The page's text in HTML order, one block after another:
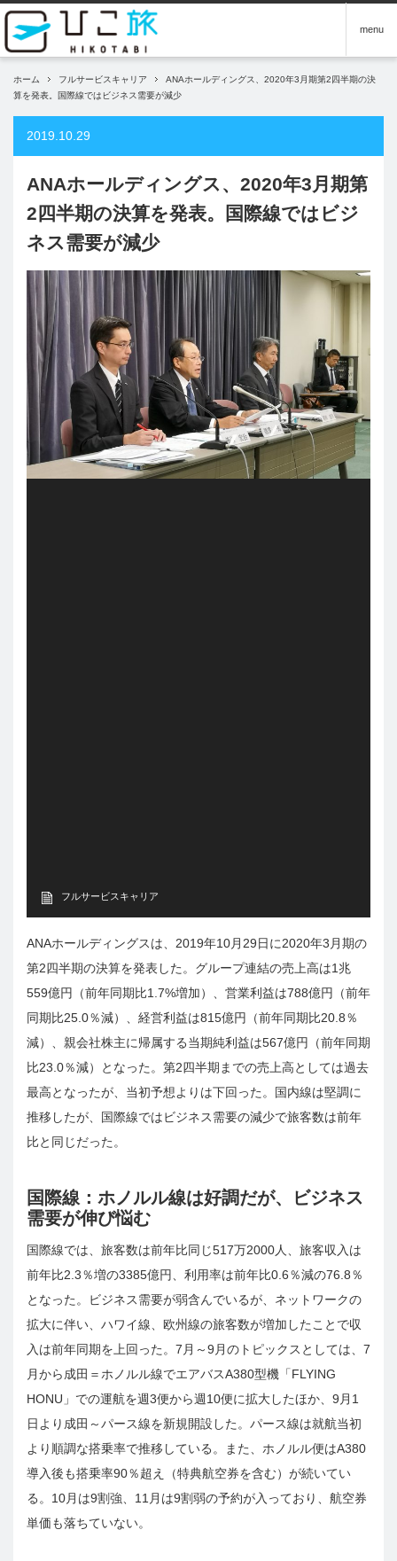
menu
ホーム フルサービスキャリア
ANAホールディングス、2020年3月期第2四半期の決
算を発表。国際線ではビジネス需要が減少
2019.10.29
ANAホールディングス、2020年3月期第
2四半期の決算を発表。国際線ではビジ
ネス需要が減少
フルサービスキャリア
ANAホールディングスは、2019年10月29日に2020年3月期の
第2四半期の決算を発表した。グループ連結の売上高は1兆
559億円（前年同期比1.7%増加）、営業利益は788億円（前年
同期比25.0％減）、経営利益は815億円（前年同期比20.8％
減）、親会社株主に帰属する当期純利益は567億円（前年同期
比23.0％減）となった。第2四半期までの売上高としては過去
最高となったが、当初予想よりは下回った。国内線は堅調に
推移したが、国際線ではビジネス需要の減少で旅客数は前年
比と同じだった。
国際線：ホノルル線は好調だが、ビジネス
需要が伸び悩む
国際線では、旅客数は前年比同じ517万2000人、旅客収入は
前年比2.3％増の3385億円、利用率は前年比0.6％減の76.8％
となった。ビジネス需要が弱含んでいるが、ネットワークの
拡大に伴い、ハワイ線、欧州線の旅客数が増加したことで収
入は前年同期を上回った。7月～9月のトピックスとしては、7
月から成田＝ホノルル線でエアバスA380型機「FLYING
HONU」での運航を週3便から週10便に拡大したほか、9月1
日より成田～パース線を新規開設した。パース線は就航当初
より順調な搭乗率で推移している。また、ホノルル便はA380
導入後も搭乗率90％超え（特典航空券を含む）が続いてい
る。10月は9割強、11月は9割弱の予約が入っており、航空券
単価も落ちていない。